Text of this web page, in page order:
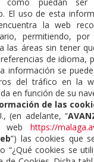
El uso de esta
la web
permitiendo,
las áreas sin tener
de idioma,
información se
del tráfico en la
en función de su
de las
(en adelante, “
web https://
”) las cookies que
“¿Qué cookies se